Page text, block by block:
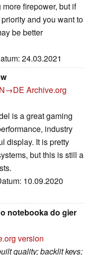
firepower, but if
and you want to
be better
24.03.2021
Archive.org
is a great gaming
industry
display. It is pretty
but this is still a
10.09.2020
notebooka do gier
version
quality; backlit keys;